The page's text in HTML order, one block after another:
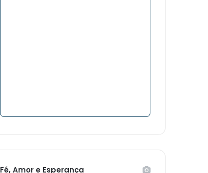
Fé, Amor e Esperança